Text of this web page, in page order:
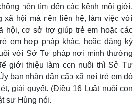
nên tìm đến các kênh môi giới,
xã hội mà nên liên hệ, làm việc với
hội, cơ sở trợ giúp trẻ em hoặc các
em hợp pháp khác, hoặc đăng ký
với Sở Tư pháp nơi mình thường
giới thiệu làm con nuôi thì Sở Tư
ban nhân dân cấp xã nơi trẻ em đó
giải quyết. (Điều 16 Luât nuôi con
sư Hùng nói.